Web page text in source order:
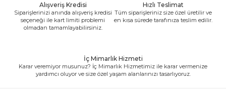
Alışveriş Kredisi
Siparişlerinizi anında alışveriş kredisi
seçeneği ile kart limiti problemi
olmadan tamamlayabilirsiniz.
Hızlı Teslimat
Tüm siparişleriniz size özel üretilir ve
en kısa sürede tarafınıza teslim edilir.
İç Mimarlık Hizmeti
Karar veremiyor musunuz? İç Mimarlık Hizmetimiz ile karar vermenize
yardımcı oluyor ve size özel yaşam alanlarınızı tasarlıyoruz.